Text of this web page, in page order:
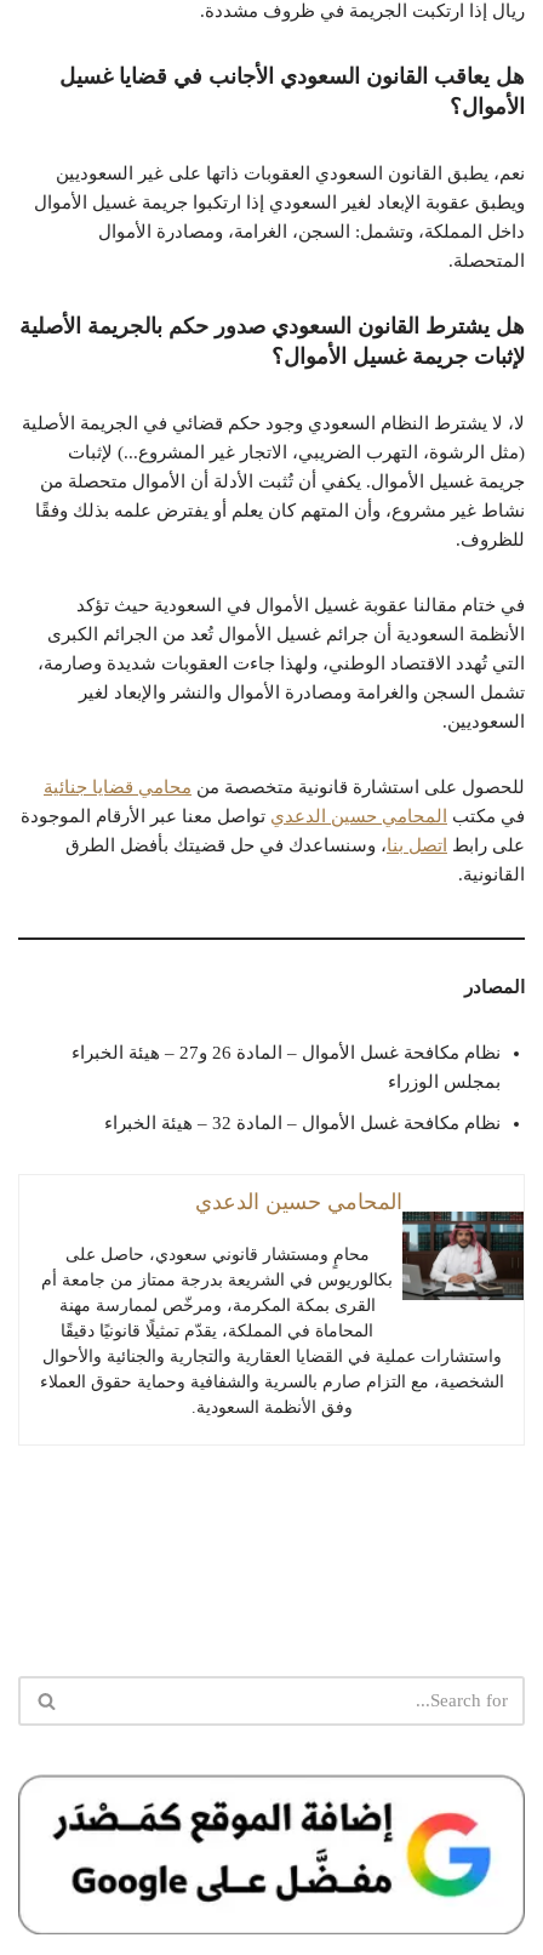
ريال إذا ارتكبت الجريمة في ظروف مشددة.
هل يعاقب القانون السعودي الأجانب في قضايا غسيل
الأموال؟
نعم، يطبق القانون السعودي العقوبات ذاتها على غير السعوديين
ويطبق عقوبة الإبعاد لغير السعودي إذا ارتكبوا جريمة غسيل الأموال
داخل المملكة، وتشمل: السجن، الغرامة، ومصادرة الأموال
المتحصلة.
هل يشترط القانون السعودي صدور حكم بالجريمة الأصلية
لإثبات جريمة غسيل الأموال؟
لا، لا يشترط النظام السعودي وجود حكم قضائي في الجريمة الأصلية
(مثل الرشوة، التهرب الضريبي، الاتجار غير المشروع...) لإثبات
جريمة غسيل الأموال. يكفي أن تُثبت الأدلة أن الأموال متحصلة من
نشاط غير مشروع، وأن المتهم كان يعلم أو يفترض علمه بذلك وفقًا
للظروف.
في ختام مقالنا عقوبة غسيل الأموال في السعودية حيث تؤكد
الأنظمة السعودية أن جرائم غسيل الأموال تُعد من الجرائم الكبرى
التي تُهدد الاقتصاد الوطني، ولهذا جاءت العقوبات شديدة وصارمة،
تشمل السجن والغرامة ومصادرة الأموال والنشر والإبعاد لغير
السعوديين.
للحصول على استشارة قانونية متخصصة من محامي قضايا جنائية
في مكتب
المحامي حسين الدعدي تواصل معنا عبر الأرقام الموجودة
على رابط اتصل بنا، وسنساعدك في حل قضيتك بأفضل الطرق
القانونية.
المصادر
نظام مكافحة غسل الأموال – المادة 26 و27 – هيئة الخبراء
بمجلس الوزراء
نظام مكافحة غسل الأموال – المادة 32 – هيئة الخبراء
المحامي حسين الدعدي
محامٍ ومستشار قانوني سعودي، حاصل على
بكالوريوس في الشريعة بدرجة ممتاز من جامعة أم
القرى بمكة المكرمة، ومرخّص لممارسة مهنة
المحاماة في المملكة، يقدّم تمثيلًا قانونيًا دقيقًا
واستشارات عملية في القضايا العقارية والتجارية والجنائية والأحوال
الشخصية، مع التزام صارم بالسرية والشفافية وحماية حقوق العملاء
وفق الأنظمة السعودية.